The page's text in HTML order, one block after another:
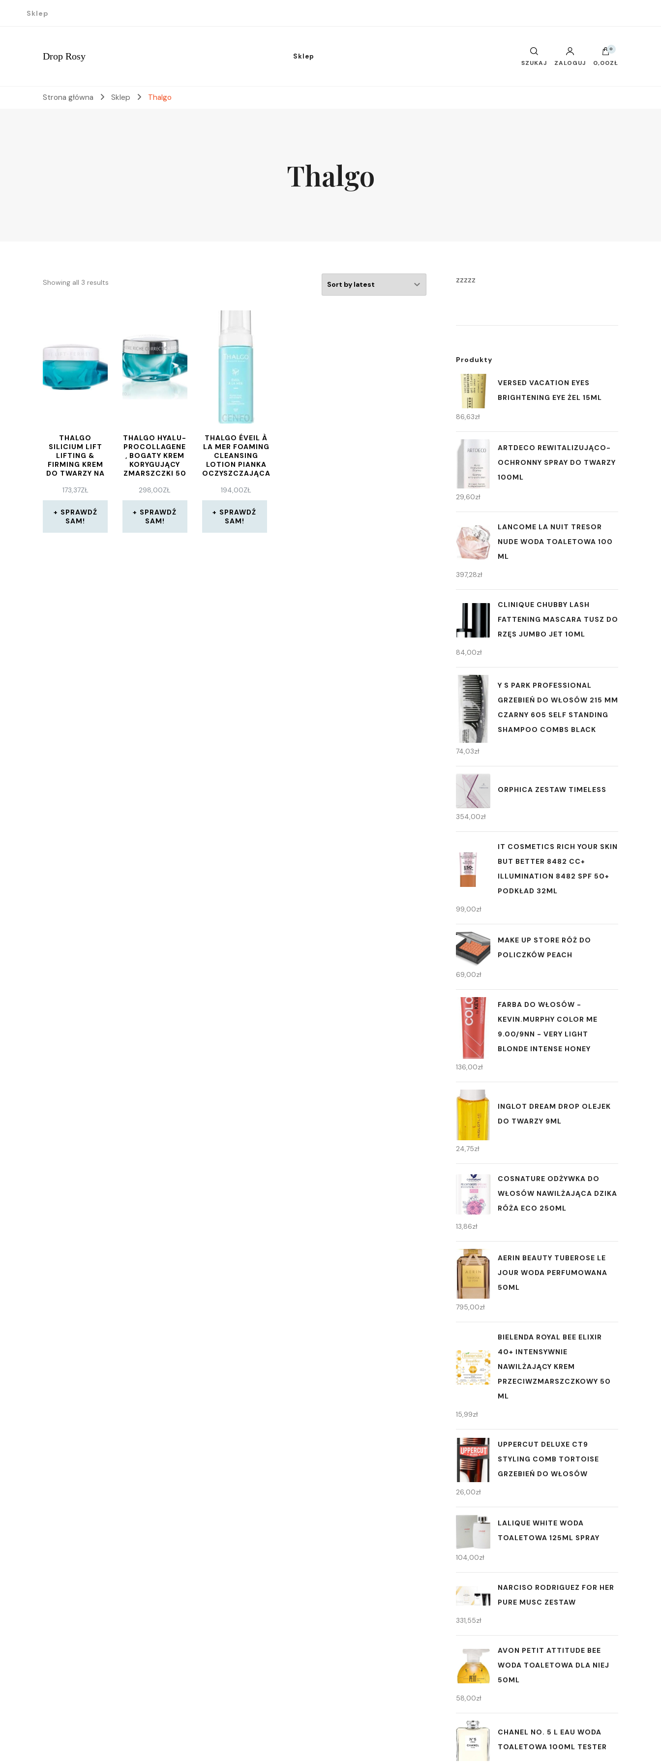
Sklep
Drop Rosy Sklep
SZUKAJ ZALOGUJ
0
0,00ZŁ
Strona główna Sklep Thalgo
Thalgo
Showing all 3 results
THALGO
SILICIUM LIFT
LIFTING &
FIRMING KREM
DO TWARZY NA
173,37ZŁ
SPRAWDŹ
SAM!
THALGO HYALU-
PROCOLLAGENE
, BOGATY KREM
KORYGUJĄCY
ZMARSZCZKI 50
298,00ZŁ
SPRAWDŹ
SAM!
THALGO ÉVEIL À
LA MER FOAMING
CLEANSING
LOTION PIANKA
OCZYSZCZAJĄCA
RODZAJÓW
SKÓRY TEŻ
WRAŻLIWEJ 150
ML
194,00ZŁ
SPRAWDŹ
SAM!
zzzzz
Produkty
VERSED VACATION EYES
BRIGHTENING EYE ŻEL 15ML
86,63zł
ARTDECO REWITALIZUJĄCO-
OCHRONNY SPRAY DO TWARZY
100ML
29,60zł
LANCOME LA NUIT TRESOR
NUDE WODA TOALETOWA 100
ML
397,28zł
CLINIQUE CHUBBY LASH
FATTENING MASCARA TUSZ DO
RZĘS JUMBO JET 10ML
84,00zł
Y S PARK PROFESSIONAL
GRZEBIEŃ DO WŁOSÓW 215 MM
CZARNY 605 SELF STANDING
SHAMPOO COMBS BLACK
74,03zł
ORPHICA ZESTAW TIMELESS
354,00zł
IT COSMETICS RICH YOUR SKIN
BUT BETTER 8482 CC+
ILLUMINATION 8482 SPF 50+
PODKŁAD 32ML
99,00zł
MAKE UP STORE RÓŻ DO
POLICZKÓW PEACH
69,00zł
FARBA DO WŁOSÓW -
KEVIN.MURPHY COLOR ME
9.00/9NN - VERY LIGHT
BLONDE INTENSE HONEY
136,00zł
INGLOT DREAM DROP OLEJEK
DO TWARZY 9ML
24,75zł
COSNATURE ODŻYWKA DO
WŁOSÓW NAWILŻAJĄCA DZIKA
RÓŻA ECO 250ML
13,86zł
AERIN BEAUTY TUBEROSE LE
JOUR WODA PERFUMOWANA
50ML
795,00zł
BIELENDA ROYAL BEE ELIXIR
40+ INTENSYWNIE
NAWILŻAJĄCY KREM
PRZECIWZMARSZCZKOWY 50
ML
15,99zł
UPPERCUT DELUXE CT9
STYLING COMB TORTOISE
GRZEBIEŃ DO WŁOSÓW
26,00zł
LALIQUE WHITE WODA
TOALETOWA 125ML SPRAY
104,00zł
NARCISO RODRIGUEZ FOR HER
PURE MUSC ZESTAW
331,55zł
AVON PETIT ATTITUDE BEE
WODA TOALETOWA DLA NIEJ
50ML
58,00zł
CHANEL NO. 5 L EAU WODA
TOALETOWA 100ML TESTER